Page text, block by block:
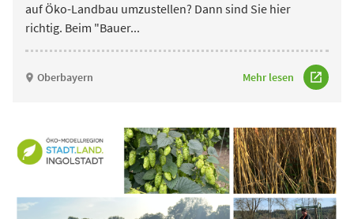
auf Öko-Landbau umzustellen? Dann sind Sie hier
richtig. Beim "Bauer...
Oberbayern Mehr lesen